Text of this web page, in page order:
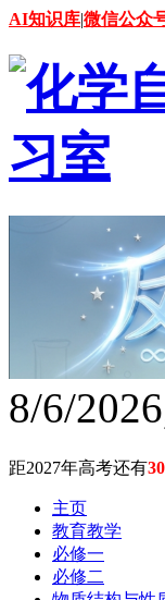
AI知识库|微信公众
8/6/
距2027年高考还有
主页
教育教学
必修一
必修二